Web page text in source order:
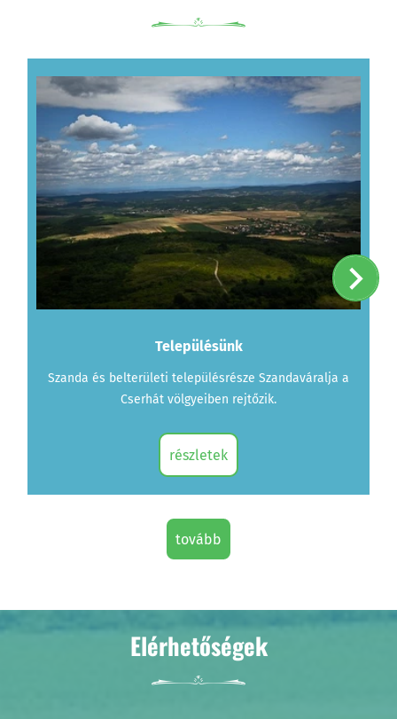
Településünk
Szanda és belterületi településrésze Szandaváralja a
Cserhát völgyeiben rejtőzik.
részletek
tovább
Elérhetőségek